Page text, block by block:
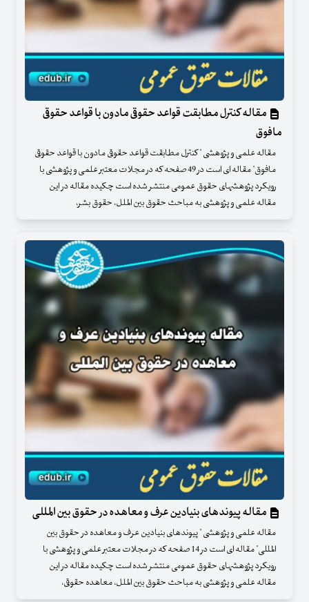
مقاله کنترل مطابقت قواعد حقوقی مادون با قواعد حقوقی
مافوق
مقاله علمی و پژوهشی " کنترل مطابقت قواعد حقوقی مادون با قواعد حقوقی
مافوق" مقاله ای است در 49 صفحه که در مجلات معتبر علمی و پژوهشی با
رویکرد پژوهشهای حقوق عمومی منتشر شده است چکیده مقاله در این
مقاله علمی و پژوهشی به مباحث حقوق بین الملل، حقوق بشر،
مقاله پیوندهای بنیادین عرف و معاهده در حقوق بین المللی
مقاله علمی و پژوهشی " پیوندهای بنیادین عرف و معاهده در حقوق بین
المللی" مقاله ای است در 14 صفحه که در مجلات معتبر علمی و پژوهشی با
رویکرد پژوهشهای حقوق عمومی منتشر شده است چکیده مقاله در این
مقاله علمی و پژوهشی به مباحث حقوق بین الملل، معاهده حقوقی،